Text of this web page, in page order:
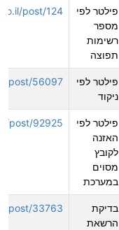
פילטר לפי
מספר
רשימות
תפוצה
post/124
פילטר לפי
ניקוד
post/56097
פילטר לפי
האזנה
לקובץ
מסוים
במערכת
post/92925
בדיקת
הרשאת
post/33763